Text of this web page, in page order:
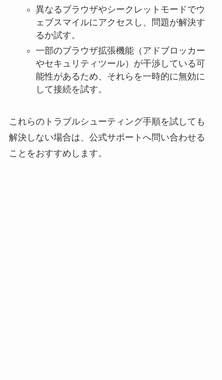
異なるブラウザやシークレットモードでウ
ェブスマイルにアクセスし、問題が解決す
るか試す。
一部のブラウザ拡張機能（アドブロッカー
やセキュリティツール）が干渉している可
能性があるため、それらを一時的に無効に
して接続を試す。
これらのトラブルシューティング手順を試しても
解決しない場合は、公式サポートへ問い合わせる
ことをおすすめします。